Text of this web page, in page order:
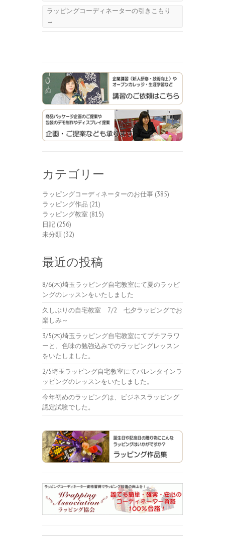
ラッピングコーディネーターの引きこもり
→
カテゴリー
ラッピングコーディネーターのお仕事 (385)
ラッピング作品 (21)
ラッピング教室 (815)
日記 (256)
未分類 (32)
最近の投稿
8/6(木)埼玉ラッピング自宅教室にて夏のラッピ
ングのレッスンをいたしました
久しぶりの自宅教室 7/2 七夕ラッピングでお
楽しみ～
3/5(木)埼玉ラッピング自宅教室にてプチフラワ
ーと、色味の勉強込みでのラッピングレッスン
をいたしました。
2/5埼玉ラッピング自宅教室にてバレンタインラ
ッピングのレッスンをいたしました。
今年初めのラッピングは、ビジネスラッピング
認定試験でした。